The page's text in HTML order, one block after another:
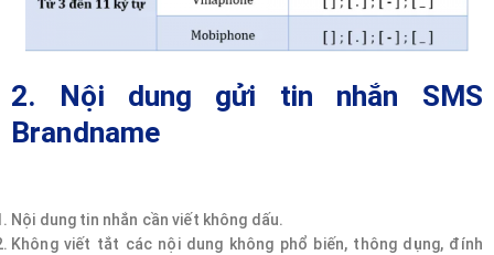
2. Nội dung gửi tin nhắn SMS
Brandname
Nội dung tin nhắn cần viết không dấu.
Không viết tắt các nội dung không phổ biến, thông dụng, đính